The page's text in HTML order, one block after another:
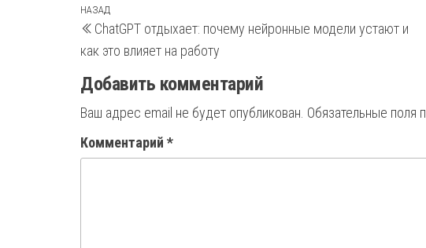
Навигация
по
Предыдущая
запись
НАЗАД
ChatGPT отдыхает: почему нейронные модели устают и
как это влияет на работу
Добавить комментарий
Ваш адрес email не будет опубликован. Обязательные поля
Комментарий *